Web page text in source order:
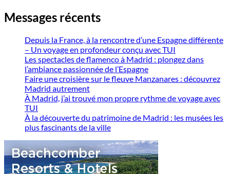
Messages récents
Depuis la France, à la rencontre d’une Espagne différente
– Un voyage en profondeur conçu avec TUI
Les spectacles de flamenco à Madrid : plongez dans
l’ambiance passionnée de l’Espagne
Faire une croisière sur le fleuve Manzanares : découvrez
Madrid autrement
À Madrid, j’ai trouvé mon propre rythme de voyage avec
TUI
À la découverte du patrimoine de Madrid : les musées les
plus fascinants de la ville